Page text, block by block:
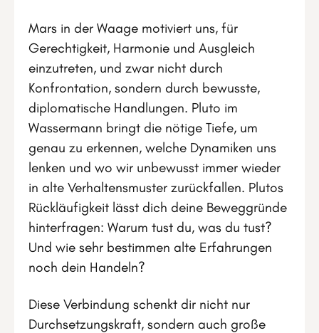
Mars in der Waage motiviert uns, für
Gerechtigkeit, Harmonie und Ausgleich
einzutreten, und zwar nicht durch
Konfrontation, sondern durch bewusste,
diplomatische Handlungen. Pluto im
Wassermann bringt die nötige Tiefe, um
genau zu erkennen, welche Dynamiken uns
lenken und wo wir unbewusst immer wieder
in alte Verhaltensmuster zurückfallen. Plutos
Rückläufigkeit lässt dich deine Beweggründe
hinterfragen: Warum tust du, was du tust?
Und wie sehr bestimmen alte Erfahrungen
noch dein Handeln?
Diese Verbindung schenkt dir nicht nur
Durchsetzungskraft, sondern auch große